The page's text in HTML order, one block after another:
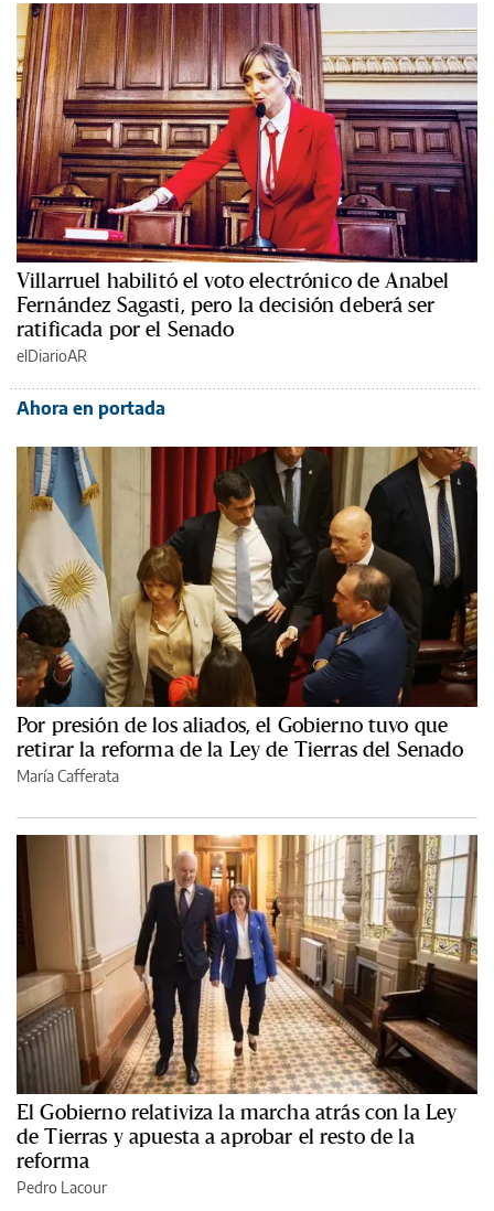
Villarruel habilitó el voto electrónico de Anabel
Fernández Sagasti, pero la decisión deberá ser
ratificada por el Senado
elDiarioAR
Ahora en portada
Por presión de los aliados, el Gobierno tuvo que
retirar la reforma de la Ley de Tierras del Senado
María Cafferata
El Gobierno relativiza la marcha atrás con la Ley
de Tierras y apuesta a aprobar el resto de la
reforma
Pedro Lacour